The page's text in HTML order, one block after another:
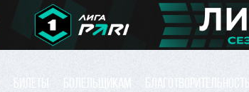
БИЛЕТЫ БОЛЕЛЬЩИКАМ БЛАГОТВОРИТЕЛЬНОСТЬ